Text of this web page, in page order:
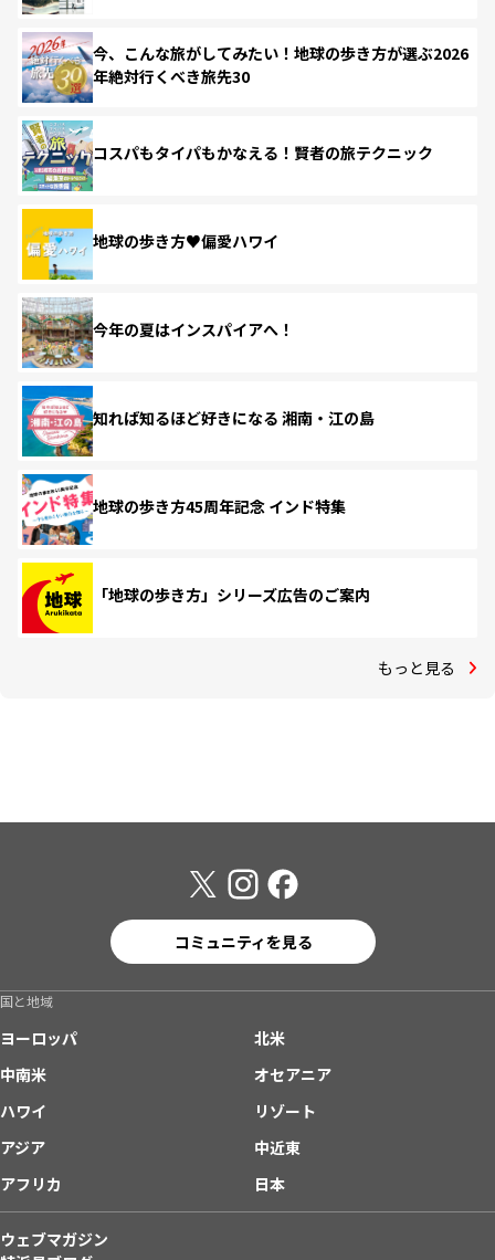
今、こんな旅がしてみたい！地球の歩き方が選ぶ2026
年絶対行くべき旅先30
コスパもタイパもかなえる！賢者の旅テクニック
地球の歩き方♥偏愛ハワイ
今年の夏はインスパイアへ！
知れば知るほど好きになる 湘南・江の島
地球の歩き方45周年記念 インド特集
「地球の歩き方」シリーズ広告のご案内
もっと見る
コミュニティを見る
国と地域
ヨーロッパ
北米
中南米
オセアニア
ハワイ
リゾート
アジア
中近東
アフリカ
日本
ウェブマガジン